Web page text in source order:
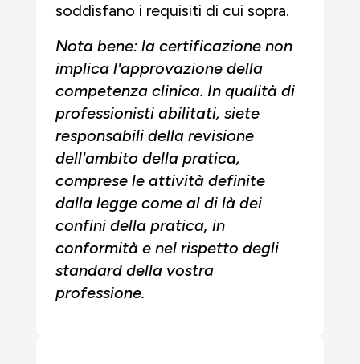
soddisfano i requisiti di cui sopra.
Nota bene: la certificazione non
implica l'approvazione della
competenza clinica. In qualità di
professionisti abilitati, siete
responsabili della revisione
dell'ambito della pratica,
comprese le attività definite
dalla legge come al di là dei
confini della pratica, in
conformità e nel rispetto degli
standard della vostra
professione.